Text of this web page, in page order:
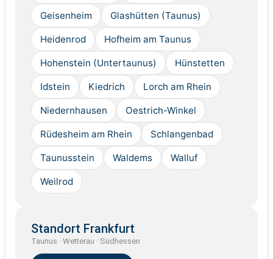
Geisenheim Glashütten (Taunus)
Heidenrod Hofheim am Taunus
Hohenstein (Untertaunus) Hünstetten
Idstein Kiedrich Lorch am Rhein
Niedernhausen Oestrich-Winkel
Rüdesheim am Rhein Schlangenbad
Taunusstein Waldems Walluf
Weilrod
Standort Frankfurt
Taunus · Wetterau · Südhessen